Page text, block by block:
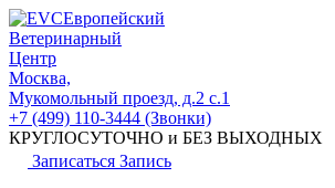
Европейский
Ветеринарный
Центр
Москва,
Мукомольный проезд, д.2 с.1
+7 (499) 110-3444 (Звонки)
КРУГЛОСУТОЧНО и БЕЗ ВЫХОДНЫХ
Записаться Запись